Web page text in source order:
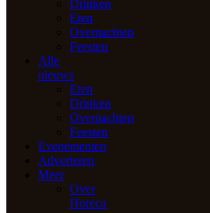
Drinken
Eten
Overnachten
Feesten
Alle
nieuws
Eten
Drinken
Overnachten
Feesten
Evenementen
Adverteren
Meer
Over
Horeca